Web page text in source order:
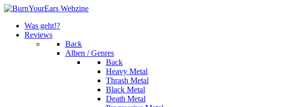
Was geht!?
Reviews
Back
Alben / Genres
Back
Heavy Metal
Thrash Metal
Black Metal
Death Metal